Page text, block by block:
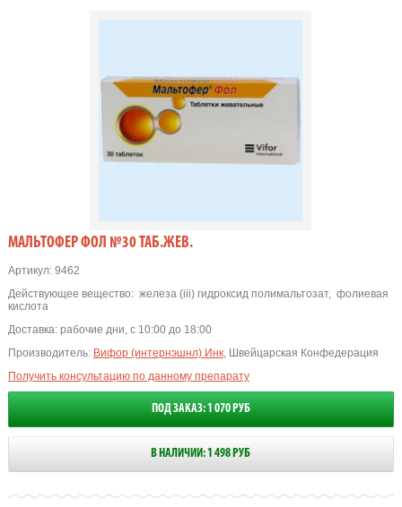
МАЛЬТОФЕР ФОЛ №30 ТАБ.ЖЕВ.
Артикул:9462
Действующее вещество: железа (iii) гидроксид полимальтозат, фолиевая
кислота
Доставка: рабочие дни, с 10:00 до 18:00
Производитель: Вифор (интернэшнл) Инк, Швейцарская Конфедерация
Получить консультацию по данному препарату
ПОД ЗАКАЗ: 1 070 РУБ
В НАЛИЧИИ: 1 498 РУБ